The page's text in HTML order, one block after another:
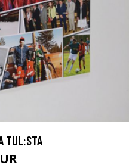
TUL:STA